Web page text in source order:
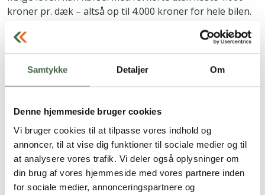
Samtykke Detaljer Om
Denne hjemmeside bruger cookies
Vi bruger cookies til at tilpasse vores indhold og
annoncer, til at vise dig funktioner til sociale medier og til
at analysere vores trafik. Vi deler også oplysninger om
din brug af vores hjemmeside med vores partnere inden
for sociale medier, annonceringspartnere og
kroner pr. dæk – altså op til 4.000 kroner for hele bilen.
Politiet får desuden beføjelse til at vurdere, om
føreforholdene er ”hårde nok” til, at vinterdæk er
påkrævet.
for grov uagtsomhed, hvis man kører på nedslidte eller
uegnede dæk og forvolder en skade. I sådanne tilfælde
kan erstatningen blive nedsat eller helt bortfalde.
Her er reglerne
I år bliver det ulovligt at køre med sommerdæk, når